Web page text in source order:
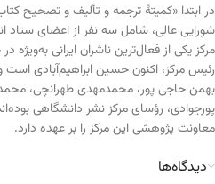
در ابتدا «کمیتهٔ ترجمه و تألیف و تصحیح
شورایی عالی، شامل سه نفر از اعضای ستاد
مرکز یکی از فعال‌ترین ناشران ایرانی
رئیس مرکز، اکنون حسین ابراهیم‌آبادی
بهمن حاجی پور، محمدمهدی طهرانچی،
پورجوادی، رؤسای مرکز نشر دانشگاهی
معاونت پژوهشی این مرکز را بر عهده دارد.
دیدگاه‌ها